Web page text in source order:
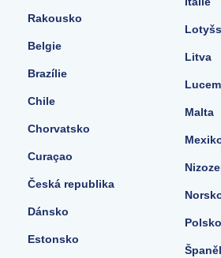
Rakousko
Belgie
Brazílie
Chile
Chorvatsko
Curaçao
Česká republika
Dánsko
Estonsko
Litva
Malta
Polsko